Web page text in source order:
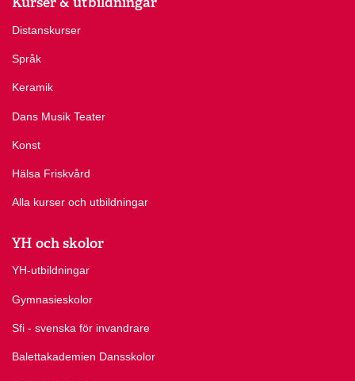
Distanskurser
Språk
Keramik
Dans Musik Teater
Konst
Hälsa Friskvård
Alla kurser och utbildningar
YH och skolor
YH-utbildningar
Gymnasieskolor
Sfi - svenska för invandrare
Balettakademien Dansskolor